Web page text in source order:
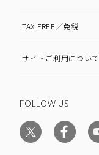
TAX FREE／免税
サイトご利用について
FOLLOW US